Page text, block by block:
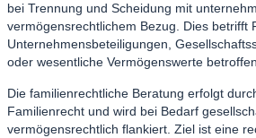
bei Trennung und Scheidung mit
vermögensrechtlichem Bezug. Dies betrifft
Unternehmensbeteiligungen,
oder wesentliche Vermögenswerte
Die familienrechtliche Beratung erfolgt
Familienrecht und wird bei Bedarf
vermögensrechtlich flankiert. Ziel ist eine